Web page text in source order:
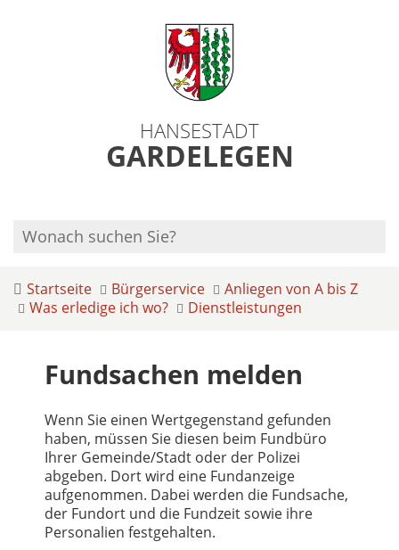
HANSESTADT
GARDELEGEN
Startseite Bürgerservice
Anliegen von A bis Z
Was erledige ich wo?
Dienstleistungen
Fundsachen melden
Wenn Sie einen Wertgegenstand gefunden
haben, müssen Sie diesen beim Fundbüro
Ihrer Gemeinde/Stadt oder der Polizei
abgeben. Dort wird eine Fundanzeige
aufgenommen. Dabei werden die Fundsache,
der Fundort und die Fundzeit sowie ihre
Personalien festgehalten.